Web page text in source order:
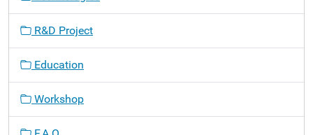
R&D Project
Education
Workshop